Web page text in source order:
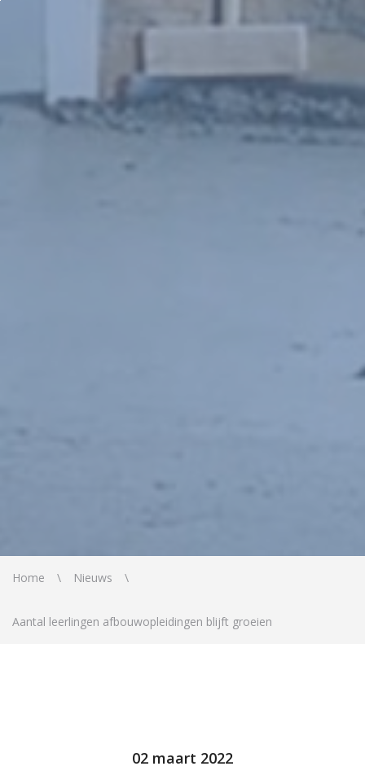
Home Nieuws
Aantal leerlingen afbouwopleidingen blijft groeien
02 maart 2022